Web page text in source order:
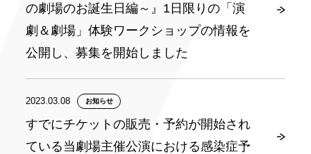
の劇場のお誕生日編～』1日限りの「演
劇＆劇場」体験ワークショップの情報を
公開し、募集を開始しました
2023.03.08 お知らせ
すでにチケットの販売・予約が開始され
ている当劇場主催公演における感染症予